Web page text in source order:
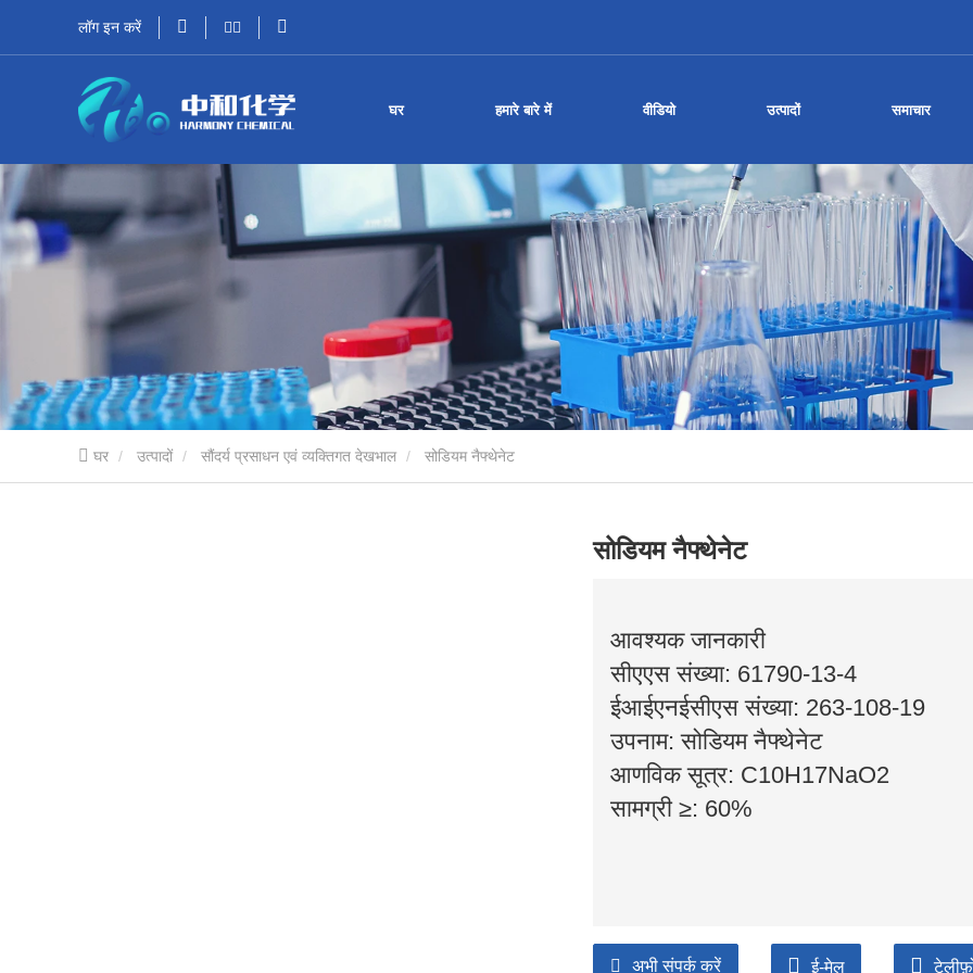
लॉग इन करें
घर हमारे बारे में वीडियो उत्पादों समाचार
घर उत्पादों सौंदर्य प्रसाधन एवं व्यक्तिगत देखभाल सोडियम नैफ्थेनेट
सोडियम नैफ्थेनेट
आवश्यक जानकारी
सीएएस संख्या: 61790-13-4
ईआईएनईसीएस संख्या: 263-108-19
उपनाम: सोडियम नैफ्थेनेट
आणविक सूत्र: C10H17NaO2
सामग्री ≥: 60%
अभी संपर्क करें ई-मेल